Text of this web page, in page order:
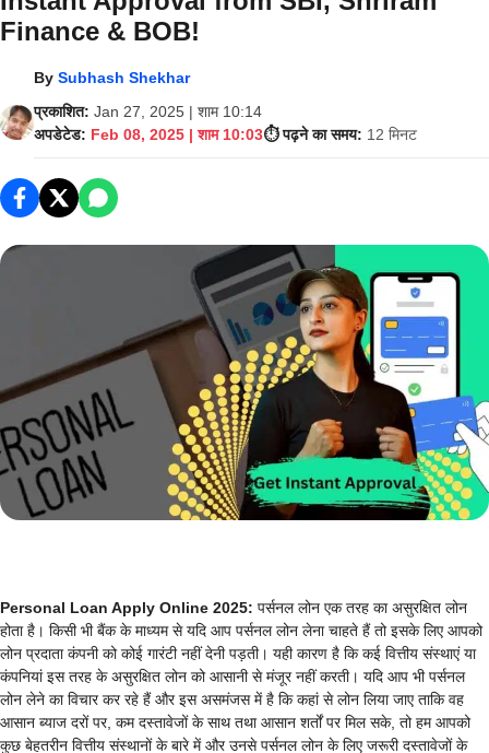
Finance & BOB!
BySubhash Shekhar
प्रकाशित: Jan 27, 2025 | शाम 10:14
अपडेटेड: Feb 08, 2025 | शाम 10:03⏱️ पढ़ने का समय: 12 मिनट
Personal Loan Apply Online 2025: पर्सनल लोन एक तरह का असुरक्षित लोन
होता है। किसी भी बैंक के माध्यम से यदि आप पर्सनल लोन लेना चाहते हैं तो इसके लिए आपको
लोन प्रदाता कंपनी को कोई गारंटी नहीं देनी पड़ती। यही कारण है कि कई वित्तीय संस्थाएं या
कंपनियां इस तरह के असुरक्षित लोन को आसानी से मंजूर नहीं करती। यदि आप भी पर्सनल
लोन लेने का विचार कर रहे हैं और इस असमंजस में है कि कहां से लोन लिया जाए ताकि वह
आसान ब्याज दरों पर, कम दस्तावेजों के साथ तथा आसान शर्तों पर मिल सके, तो हम आपको
कुछ बेहतरीन वित्तीय संस्थानों के बारे में और उनसे पर्सनल लोन के लिए जरूरी दस्तावेजों के